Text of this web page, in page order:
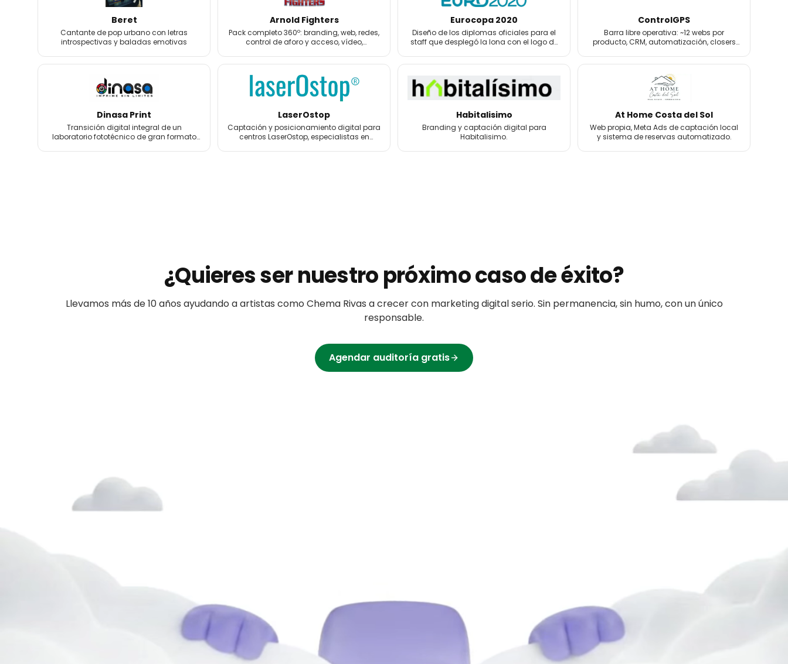
Beret
Cantante de pop urbano con letras
introspectivas y baladas emotivas
Arnold Fighters
Pack completo 360º: branding, web, redes,
control de aforo y acceso, vídeo,
Eurocopa 2020
Diseño de los diplomas oficiales para el
staff que desplegó la lona con el logo de
ControlGPS
Barra libre operativa: ~12 webs por
producto, CRM, automatización, closers
Dinasa Print
Transición digital integral de un
laboratorio fototécnico de gran formato
LaserOstop
Captación y posicionamiento digital para
centros LaserOstop, especialistas en
Habitalisimo
Branding y captación digital para
Habitalisimo.
At Home Costa del Sol
Web propia, Meta Ads de captación local
y sistema de reservas automatizado.
¿Quieres ser nuestro próximo caso de éxito?
Llevamos más de 10 años ayudando aartistas como Chema Rivas a crecer con marketing digital serio. Sin permanencia, sin humo, con un único
responsable.
Agendar auditoría gratis